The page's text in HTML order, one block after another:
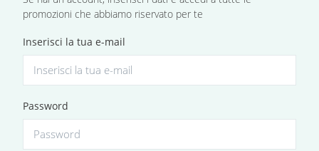
promozioni che abbiamo riservato per te
Inserisci la tua e-mail
Password